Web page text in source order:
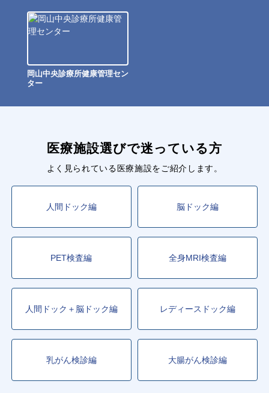
岡山中央診療所健康管理セン
ター
医療施設選びで迷っている方
よく見られている医療施設をご紹介します。
人間ドック編 脳ドック編
PET検査編 全身MRI検査編
人間ドック＋脳ドック編 レディースドック編
乳がん検診編 大腸がん検診編